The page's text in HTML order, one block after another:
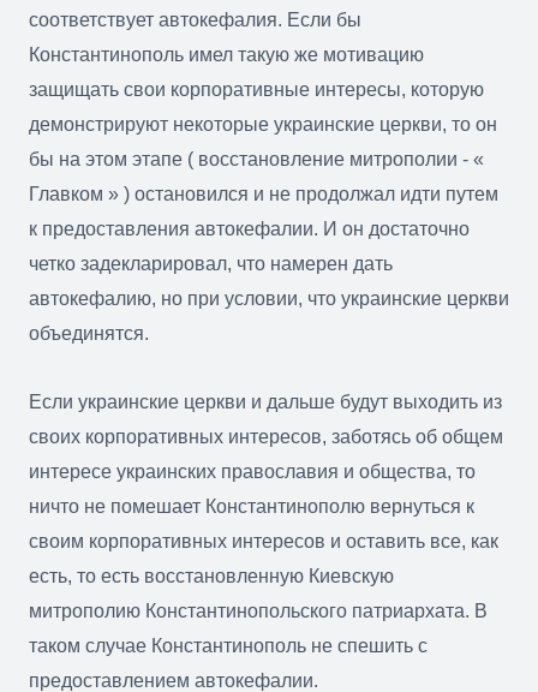
соответствует автокефалия. Если бы
Константинополь имел такую же мотивацию
защищать свои корпоративные интересы, которую
демонстрируют некоторые украинские церкви, то он
бы на этом этапе ( восстановление митрополии - «
Главком » ) остановился и не продолжал идти путем
к предоставления автокефалии. И он достаточно
четко задекларировал, что намерен дать
автокефалию, но при условии, что украинские церкви
объединятся.
Если украинские церкви и дальше будут выходить из
своих корпоративных интересов, заботясь об общем
интересе украинских православия и общества, то
ничто не помешает Константинополю вернуться к
своим корпоративных интересов и оставить все, как
есть, то есть восстановленную Киевскую
митрополию Константинопольского патриархата. В
таком случае Константинополь не спешить с
предоставлением автокефалии.